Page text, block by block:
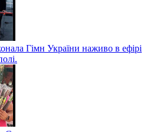
Гімн України наживо в ефірі